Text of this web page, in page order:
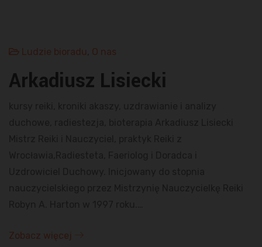
Ludzie bioradu O nas
Arkadiusz Lisiecki
Zobacz więcej